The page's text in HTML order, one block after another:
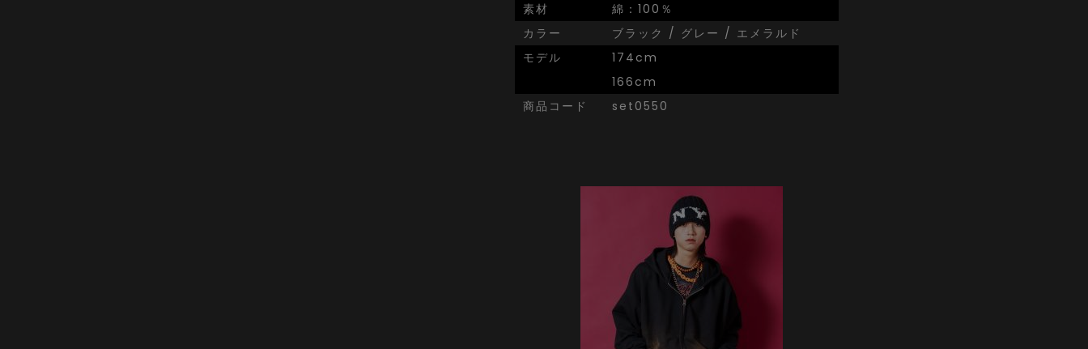
素材
綿：100％
カラー
ブラック / グレー / エメラルド
モデル
174cm
166cm
商品コード
set0550